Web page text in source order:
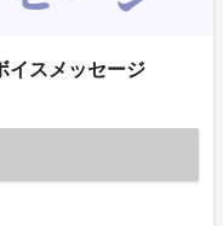
イスメッセージ